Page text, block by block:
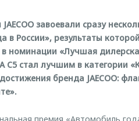
JAECOO завоевали сразу
в России», результаты
номинации «Лучшая
C5 стал лучшим в
бренда JAECOO: